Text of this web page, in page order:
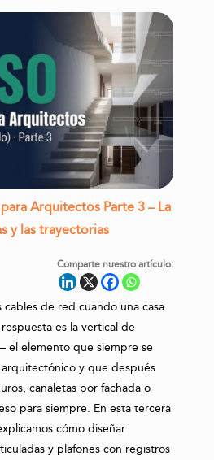
Arquitectos Parte 3 – La
y las trayectorias
Comparte nuestro artículo:
de red cuando una casa
es la vertical de
el elemento que siempre se
y que después
canaletas por fachada o
para siempre. En esta tercera
cómo diseñar
y plafones con registros